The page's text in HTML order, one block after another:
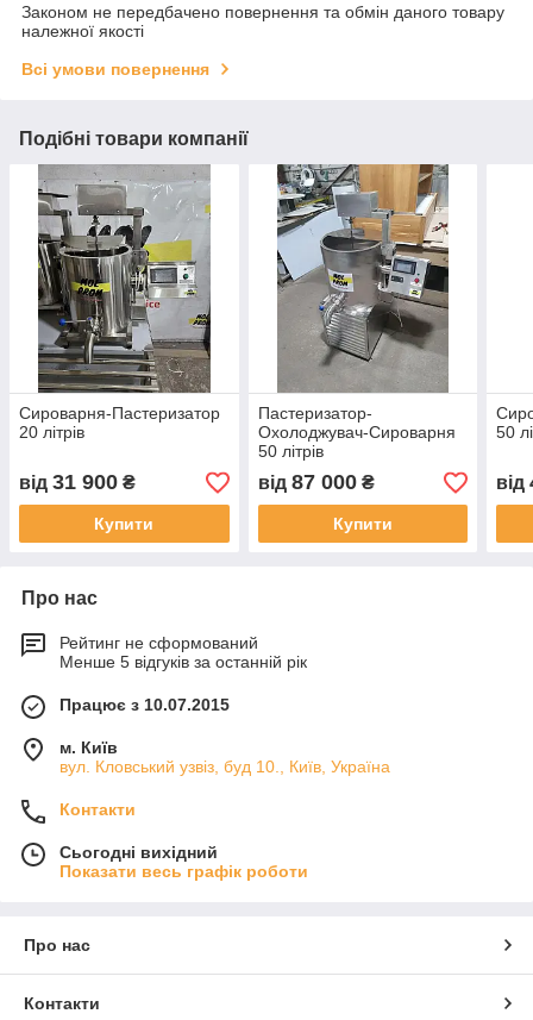
Законом не передбачено повернення та обмін даного товару
належної якості
Всі умови повернення
Подібні товари компанії
Сироварня-Пастеризатор
20 літрів
від 31 900 ₴
Купити
Пастеризатор-
Охолоджувач-Сироварня
50 літрів
від 87 000₴
Купити
50
від
Про нас
Рейтинг не сформований
Менше 5 відгуків за останній рік
Працює з 10.07.2015
м. Київ
вул. Кловський узвіз, буд 10., Київ, Україна
Контакти
Сьогодні вихідний
Показати весь графік роботи
Про нас
Контакти